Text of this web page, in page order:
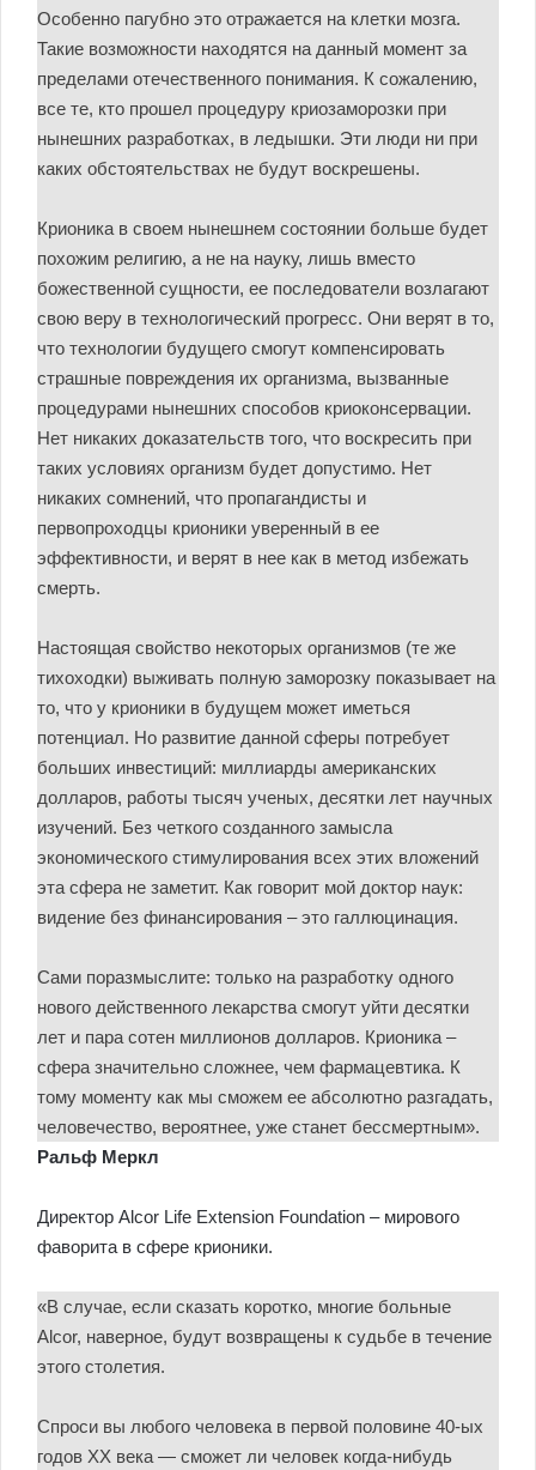
Особенно пагубно это отражается на клетки мозга.
Такие возможности находятся на данный момент за
пределами отечественного понимания. К сожалению,
все те, кто прошел процедуру криозаморозки при
нынешних разработках, в ледышки. Эти люди ни при
каких обстоятельствах не будут воскрешены.
Крионика в своем нынешнем состоянии больше будет
похожим религию, а не на науку, лишь вместо
божественной сущности, ее последователи возлагают
свою веру в технологический прогресс. Они верят в то,
что технологии будущего смогут компенсировать
страшные повреждения их организма, вызванные
процедурами нынешних способов криоконсервации.
Нет никаких доказательств того, что воскресить при
таких условиях организм будет допустимо. Нет
никаких сомнений, что пропагандисты и
первопроходцы крионики уверенный в ее
эффективности, и верят в нее как в метод избежать
смерть.
Настоящая свойство некоторых организмов (те же
тихоходки) выживать полную заморозку показывает на
то, что у крионики в будущем может иметься
потенциал. Но развитие данной сферы потребует
больших инвестиций: миллиарды американских
долларов, работы тысяч ученых, десятки лет научных
изучений. Без четкого созданного замысла
экономического стимулирования всех этих вложений
эта сфера не заметит. Как говорит мой доктор наук:
видение без финансирования – это галлюцинация.
Сами поразмыслите: только на разработку одного
нового действенного лекарства смогут уйти десятки
лет и пара сотен миллионов долларов. Крионика –
сфера значительно сложнее, чем фармацевтика. К
тому моменту как мы сможем ее абсолютно разгадать,
человечество, вероятнее, уже станет бессмертным».
Ральф Меркл
Директор Alcor Life Extension Foundation – мирового
фаворита в сфере крионики.
«В случае, если сказать коротко, многие больные
Alcor, наверное, будут возвращены к судьбе в течение
этого столетия.
Спроси вы любого человека в первой половине 40-ых
годов XX века — сможет ли человек когда-нибудь